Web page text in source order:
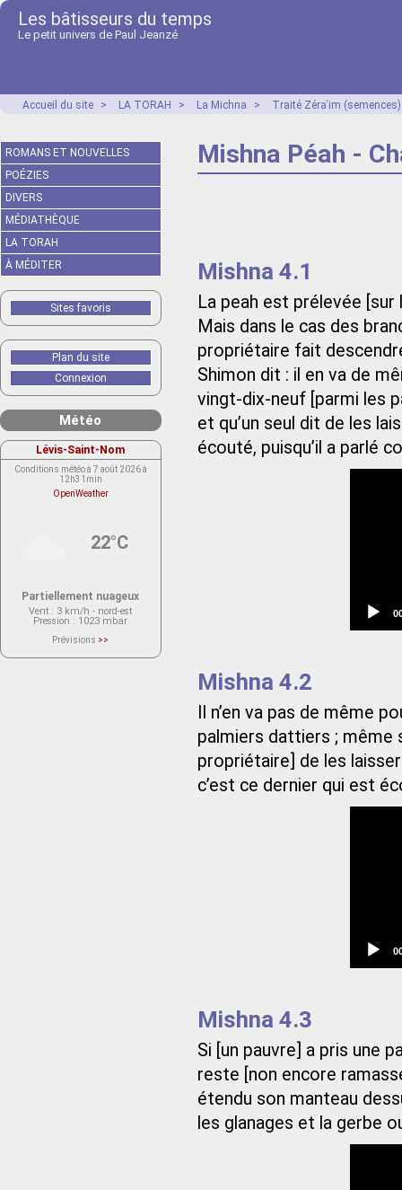
Les bâtisseurs du temps
Le petit univers de Paul Jeanzé
Accueil du site > LA TORAH > La Michna > Traité Zéraʿim (semences)
Mishna Péah -
Mishna 4.1
La peah est prélevée
Mais dans le cas des
propriétaire fait
Shimon dit : il en va de
vingt-dix-neuf [parmi les
et qu’un seul dit de les
écouté, puisqu’il a parlé
Mishna 4.2
Il n’en va pas de même
palmiers dattiers ; même
propriétaire] de les
c’est ce dernier qui est
Mishna 4.3
Si [un pauvre] a pris une
reste [non encore
étendu son manteau
les glanages et la gerbe
ROMANS ET NOUVELLES
POÉZIES
DIVERS
MÉDIATHÈQUE
LA TORAH
À MÉDITER
Sites favoris
Plan du site
Connexion
Météo
Lévis-Saint-Nom
Conditions météo à 7 août 2026 à
12h31min
OpenWeather
22°C
Partiellement nuageux
Vent : 3 km/h - nord-est
Pression : 1023 mbar
Prévisions >>
actuellement aucune prévision